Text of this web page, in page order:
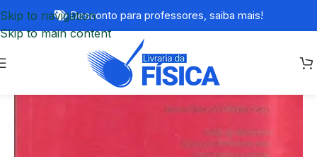
Skip to navigation
Skip to main content
Desconto para professores, saiba mais!